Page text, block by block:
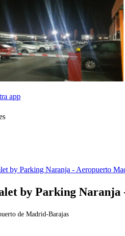
app
by Parking Naranja - Aeropuerto
by Parking
de Madrid-Barajas